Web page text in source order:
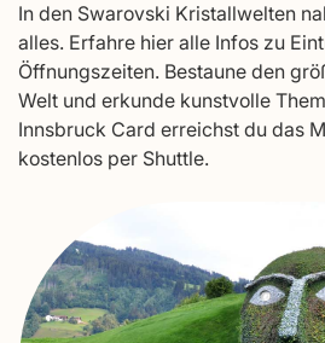
In den Swarovski Kristallwelten
alles. Erfahre hier alle Infos zu
Öffnungszeiten. Bestaune den
Welt und erkunde kunstvolle
Innsbruck Card erreichst du das
kostenlos per Shuttle.